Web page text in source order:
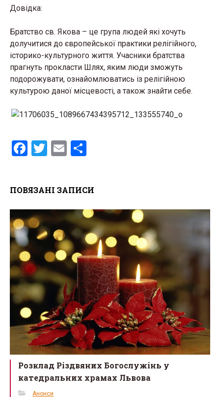
Довідка:
Братство св. Якова – це група людей які хочуть
долучитися до європейської практики релігійного,
історико-культурного життя. Учасники братства
прагнуть прокласти Шлях, яким люди зможуть
подорожувати, ознайомлюватись із релігійною
культурою даної місцевості, а також знайти себе.
F
b
o
o
k
T
er
E
e
ПОВЯЗАНІ ЗАПИСИ
Розклад Різдвяних Богослужінь у
катедральних храмах Львова
Анонси